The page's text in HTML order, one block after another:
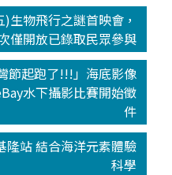
生物飛行之謎首映會，
僅開放已錄取民眾參與
節起跑了!!!」海底影像
水下攝影比賽開始徵
件
隆站 結合海洋元素體驗
科學